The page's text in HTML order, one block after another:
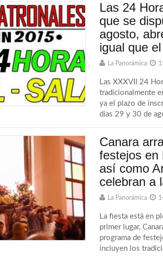
Las 24
que se
agosto,
igual que
La Panorámica
Las XXXVII 24
tradicionalmente
ya el plazo de
días 29 y 30 de
Canara
festejos en
así como
celebran a
La Panorámica
La fiesta está en
primer lugar,
programa de
incluyen los